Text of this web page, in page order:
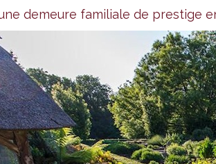
demeure familiale de prestige